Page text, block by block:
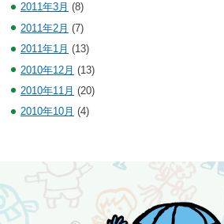
2011年3月 (8)
2011年2月 (7)
2011年1月 (13)
2010年12月 (13)
2010年11月 (20)
2010年10月 (4)